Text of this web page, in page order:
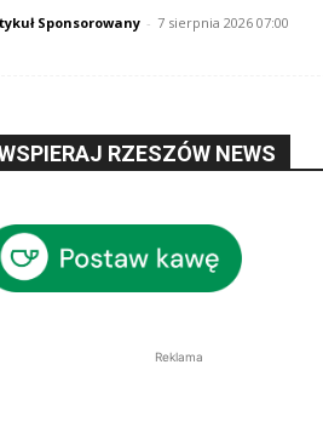
Sponsorowany - 7 sierpnia 2026 07:00
RZESZÓW NEWS
Reklama